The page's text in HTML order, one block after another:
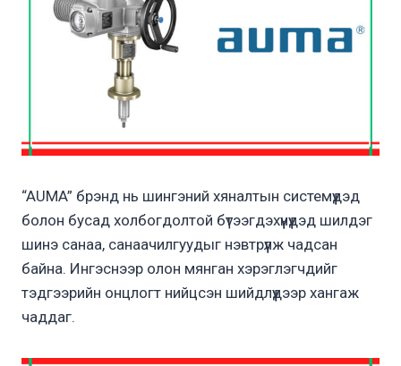
“AUMA” брэнд нь шингэний хяналтын системүүдэд
болон бусад холбогдолтой бүтээгдэхүүнүүдэд шилдэг
шинэ санаа, санаачилгуудыг нэвтрүүлж чадсан
байна. Ингэснээр олон мянган хэрэглэгчдийг
тэдгээрийн онцлогт нийцсэн шийдлүүдээр хангаж
чаддаг.